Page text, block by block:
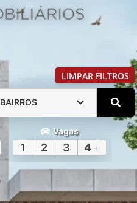
LIMPAR FILTROS
BAIRROS
Vagas
1 2 3 4 +